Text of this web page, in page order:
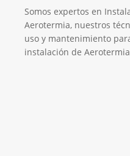
Somos expertos en
Aerotermia, nuestros
uso y mantenimiento
instalación de